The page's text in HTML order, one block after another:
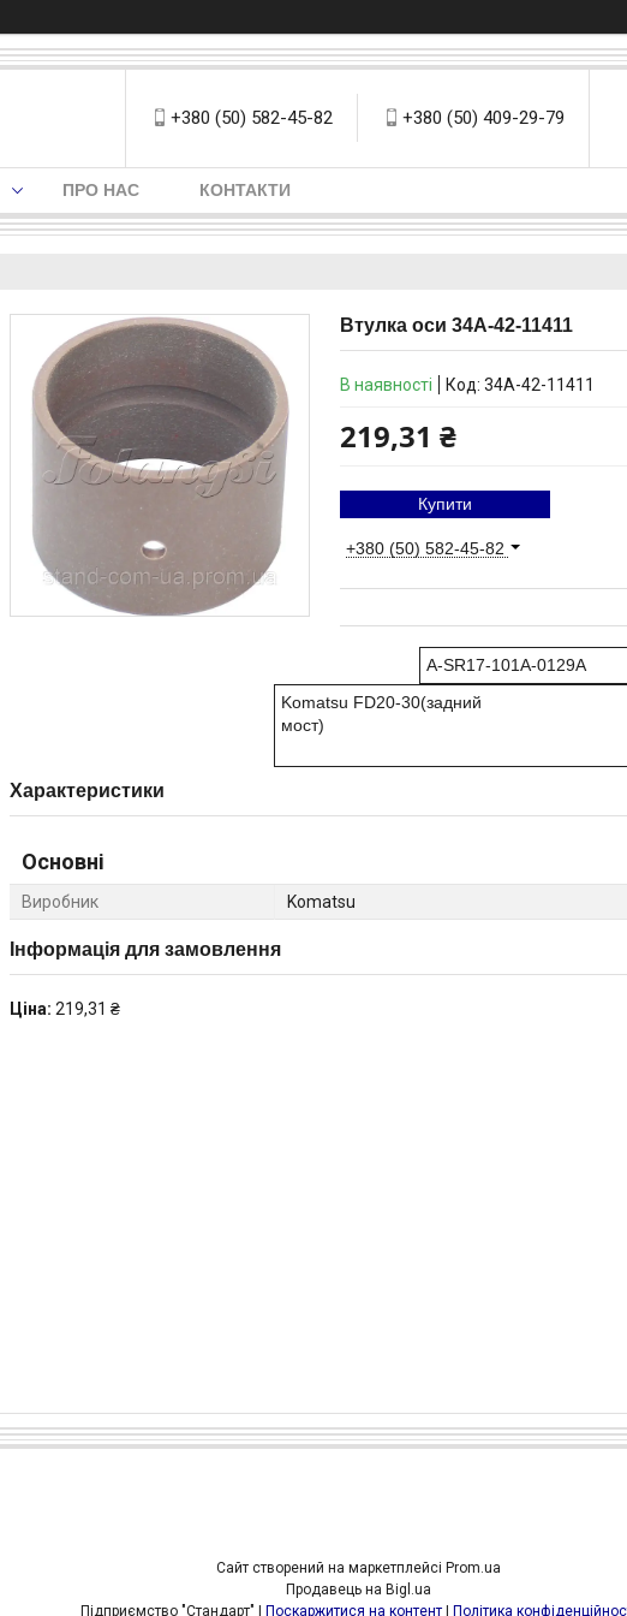
+380 (50) 582-45-82 +380 (50) 409-29-79
ПРО НАС КОНТАКТИ
Втулка оси 34A-42-11411
В наявності Код: 34A-42-11411
219,31 ₴
Купити
+380 (50) 582-45-82
A-SR17-101A-0129A
Komatsu FD20-30(задний
Характеристики
Основні
Виробник Komatsu
Інформація для замовлення
Ціна: 219,31 ₴
Сайт створений на маркетплейсі Prom.ua
Продавець на Bigl.ua
Підприємство "Стандарт" | Поскаржитися на контент | Політика